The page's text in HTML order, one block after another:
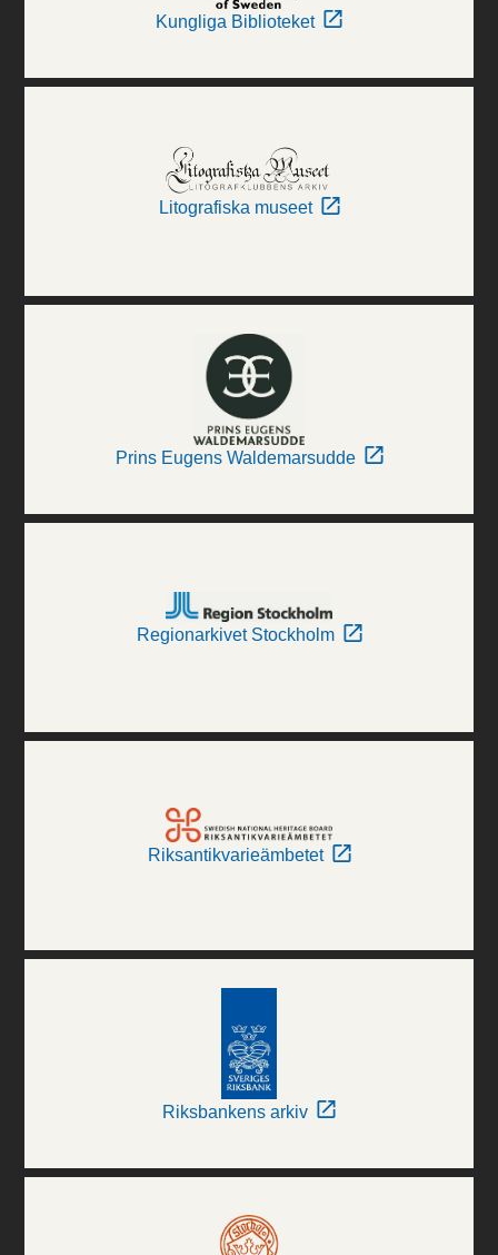
Kungliga Biblioteket
Litografiska museet
Prins Eugens Waldemarsudde
Regionarkivet Stockholm
Riksantikvarieämbetet
Riksbankens arkiv